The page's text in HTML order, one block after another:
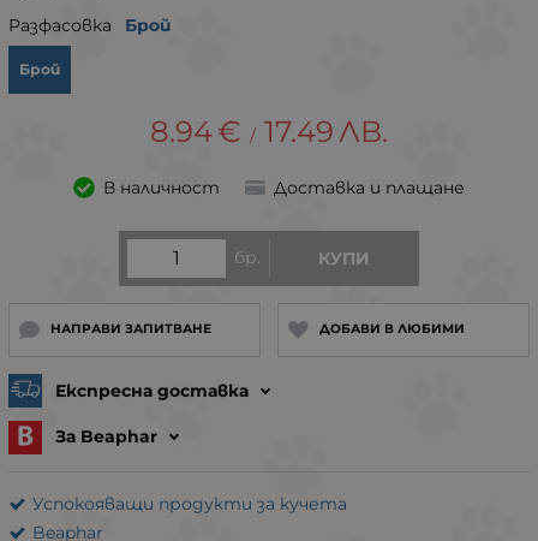
Разфасовка
Брой
Брой
8.94€ / 17.49ЛВ.
В наличност Доставка и плащане
бр. КУПИ
НАПРАВИ ЗАПИТВАНЕ ДОБАВИ В ЛЮБИМИ
Експресна доставка
За Beaphar
Успокояващи продукти за кучета
Beaphar